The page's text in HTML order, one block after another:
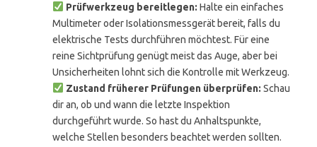
Prüfwerkzeug bereitlegen: Halte ein einfaches
Multimeter oder Isolationsmessgerät bereit, falls du
elektrische Tests durchführen möchtest. Für eine
reine Sichtprüfung genügt meist das Auge, aber bei
Unsicherheiten lohnt sich die Kontrolle mit Werkzeug.
Zustand früherer Prüfungen überprüfen: Schau
dir an, ob und wann die letzte Inspektion
durchgeführt wurde. So hast du Anhaltspunkte,
welche Stellen besonders beachtet werden sollten.